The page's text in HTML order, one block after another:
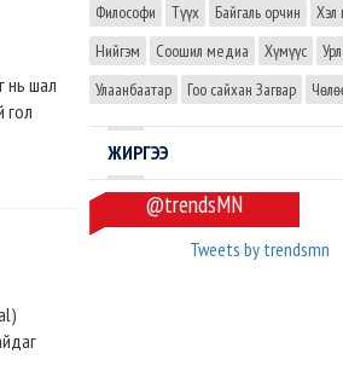
нь шал
гол
Философи
Түүх Байгаль орчин
Хэл
Нийгэм
Соошил медиа Хүмүүс
Улаанбаатар
Гоо сайхан Загвар
ЖИРГЭЭ
@trendsMN
Tweets by trendsmn